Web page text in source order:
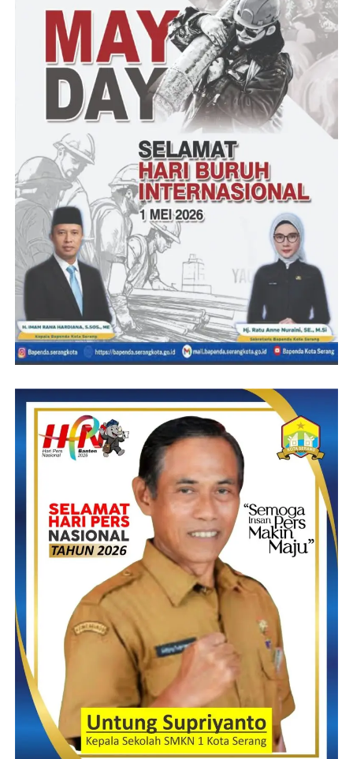
Namun meski demikian berbeda halnya dengan pakta yang kita
tau di lapangan yang kita alami bertambahnya kesulitan untuk
mendaftarkan diri sebagai peserta KPPS ada dugaan intervensi
oknum yang tidak bertanggung jawab saat mendaftar di kantor
Desa/Kelurahan yang ada di kabupaten Pandeglang provinsi
Banten.
(AS) Salah seorang mahasiswa ditempat terpisah menambahkan,
Saya takut mendaftarkan diri untuk menjadi peserta KPPS
lantaran ada beberapa alasan yang pertama tentu tinggi resiko
beban tugas yang di embang oleh peserta KPPS, kedua pihak
Desa/Kelurahan itu diduga kerapkali menutup informasi sistem
mekanisme untuk tiap calon peserta selain rekomendasi dari
pribadi atau kelompoknya,” Tutupnya.
dan juga Bawaslu kabupaten Pandeglang provinsi Banten
bungkam belum dapat memberikan tanggapan.
(YEN/RG)
Post Views: 15